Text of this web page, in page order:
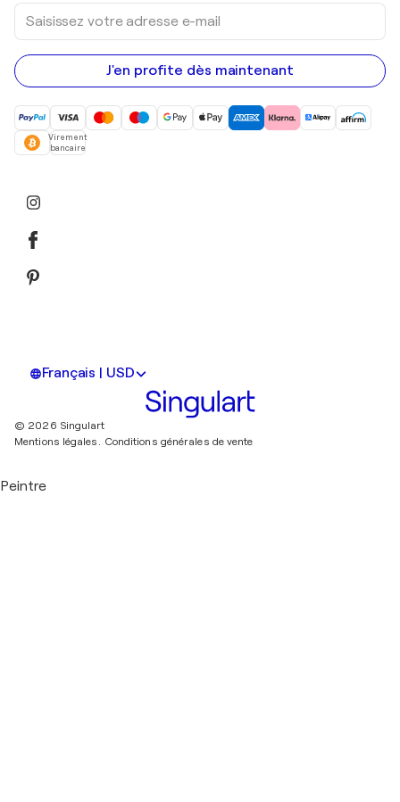
Saisissez
votre
adresse
e-
mail
J'en profite dès maintenant
Virement
bancaire
Français | USD
© 2026 Singulart
Mentions légales. Conditions générales de vente
Peintre